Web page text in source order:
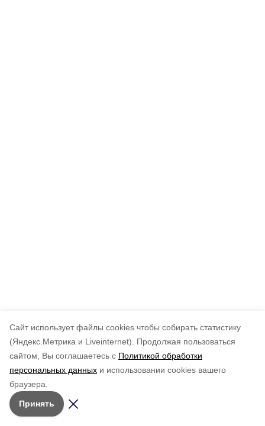
Cайт использует файлы cookies чтобы собирать статистику
(Яндекс.Метрика и Liveinternet).
Продолжая пользоваться
сайтом, Вы соглашаетесь с Политикой обработки
персональных данных и использовании cookies вашего
браузера.
Принять